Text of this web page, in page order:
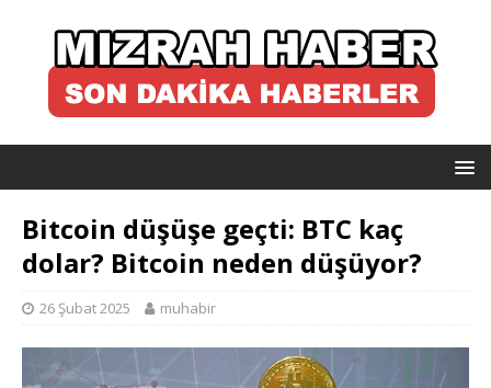
Bitcoin düşüşe geçti: BTC kaç
dolar? Bitcoin neden düşüyor?
26 Şubat 2025 muhabir